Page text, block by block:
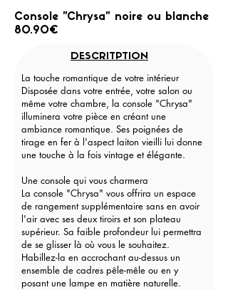
Console "Chrysa" noire ou blanche
80.90€
DESCRITPTION
La touche romantique de votre intérieur
Disposée dans votre entrée, votre salon ou
même votre chambre, la console "Chrysa"
illuminera votre pièce en créant une
ambiance romantique. Ses poignées de
tirage en fer à l'aspect laiton vieilli lui donne
une touche à la fois vintage et élégante.
Une console qui vous charmera
La console "Chrysa" vous offrira un espace
de rangement supplémentaire sans en avoir
l'air avec ses deux tiroirs et son plateau
supérieur. Sa faible profondeur lui permettra
de se glisser là où vous le souhaitez.
Habillez-la en accrochant au-dessus un
ensemble de cadres pêle-mêle ou en y
posant une lampe en matière naturelle.